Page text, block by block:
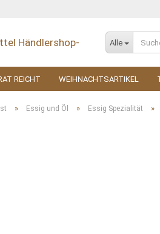
Alle
REICHT WEIHNACHTSARTIKEL
» Essig und Öl » Essig Spezialität »